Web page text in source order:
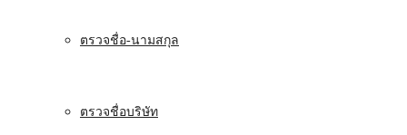
ตรวจชื่อ-นามสกุล
ตรวจชื่อบริษัท